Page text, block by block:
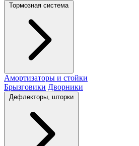
Тормозная система
Амортизаторы и стойки
Брызговики Дворники
Дефлекторы, шторки